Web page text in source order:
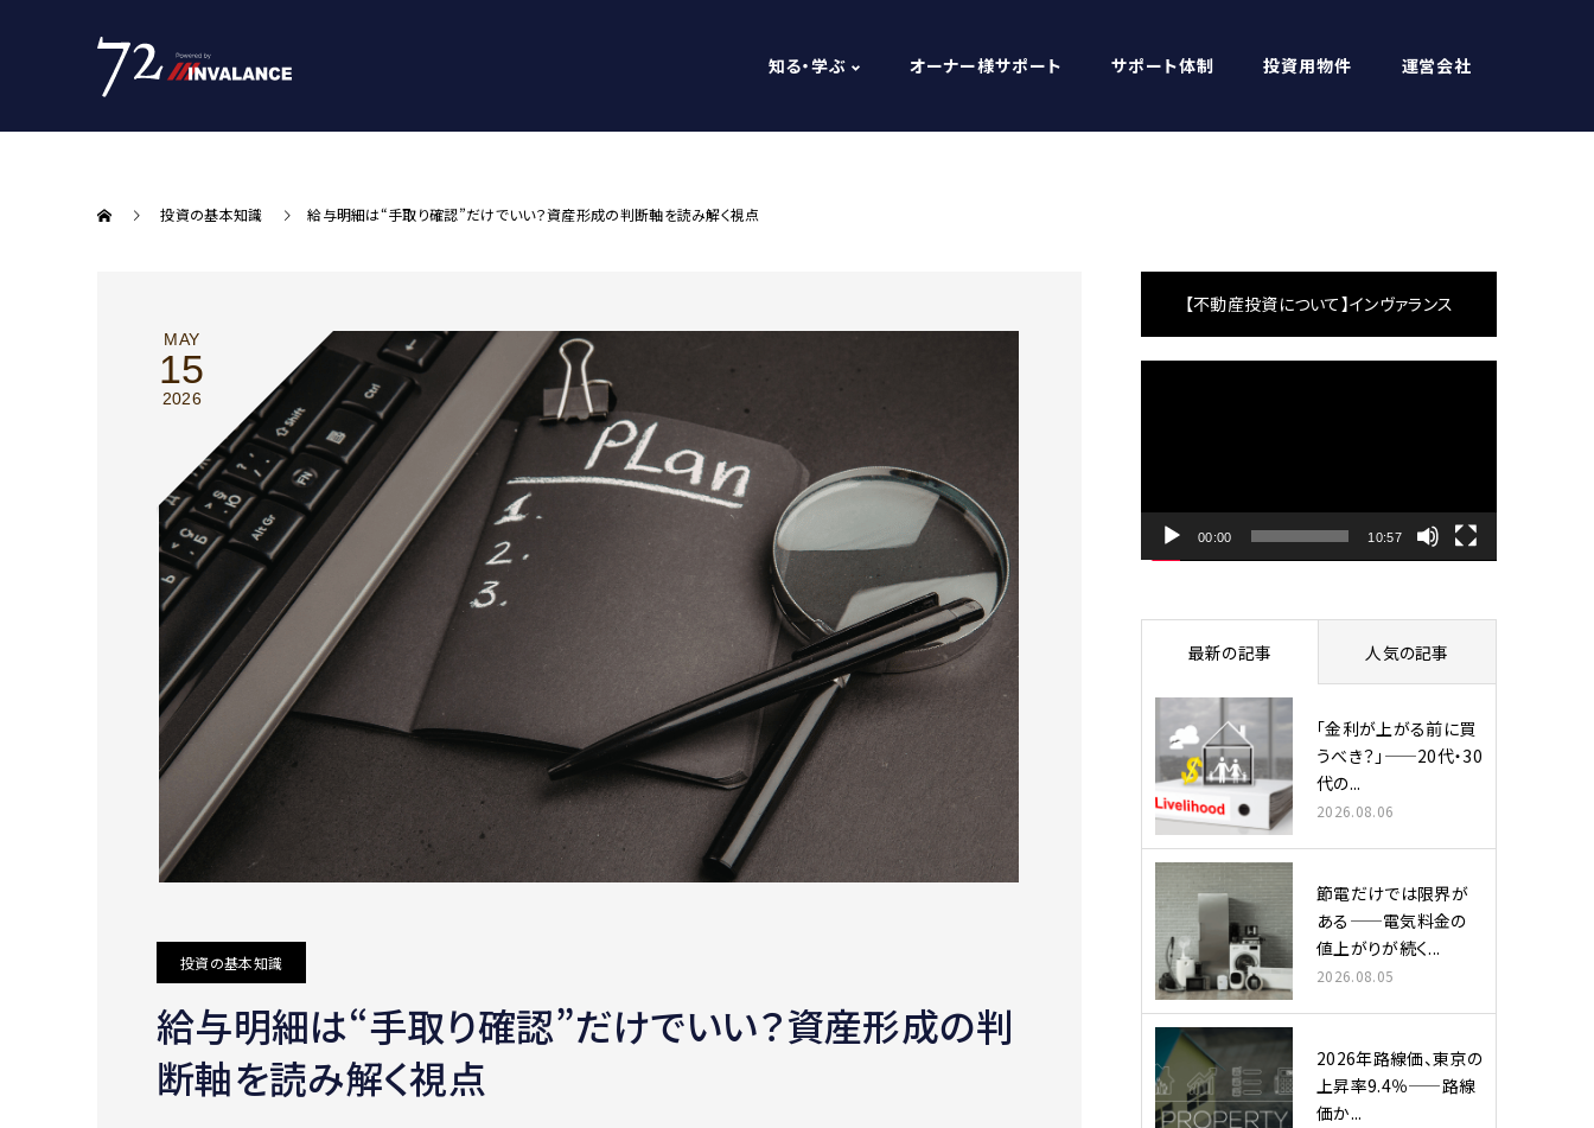
知る・学ぶ オーナー様サポート サポート体制 投資用物件 運営会社
投資の基本知識 給与明細は“手取り確認”だけでいい？資産形成の判断軸を読み解く視点
MAY
15
2026
投資の基本知識
給与明細は“手取り確認”だけでいい？資産形成の判
断軸を読み解く視点
【不動産投資について】インヴァランス
ー
00:00 10:57
最新の記事 人気の記事
「金利が上がる前に買
うべき？」——20代・30
代の...
2026.08.06
節電だけでは限界が
ある——電気料金の
値上がりが続く...
2026.08.05
2026年路線価、東京の
上昇率9.4％——路線
価か...